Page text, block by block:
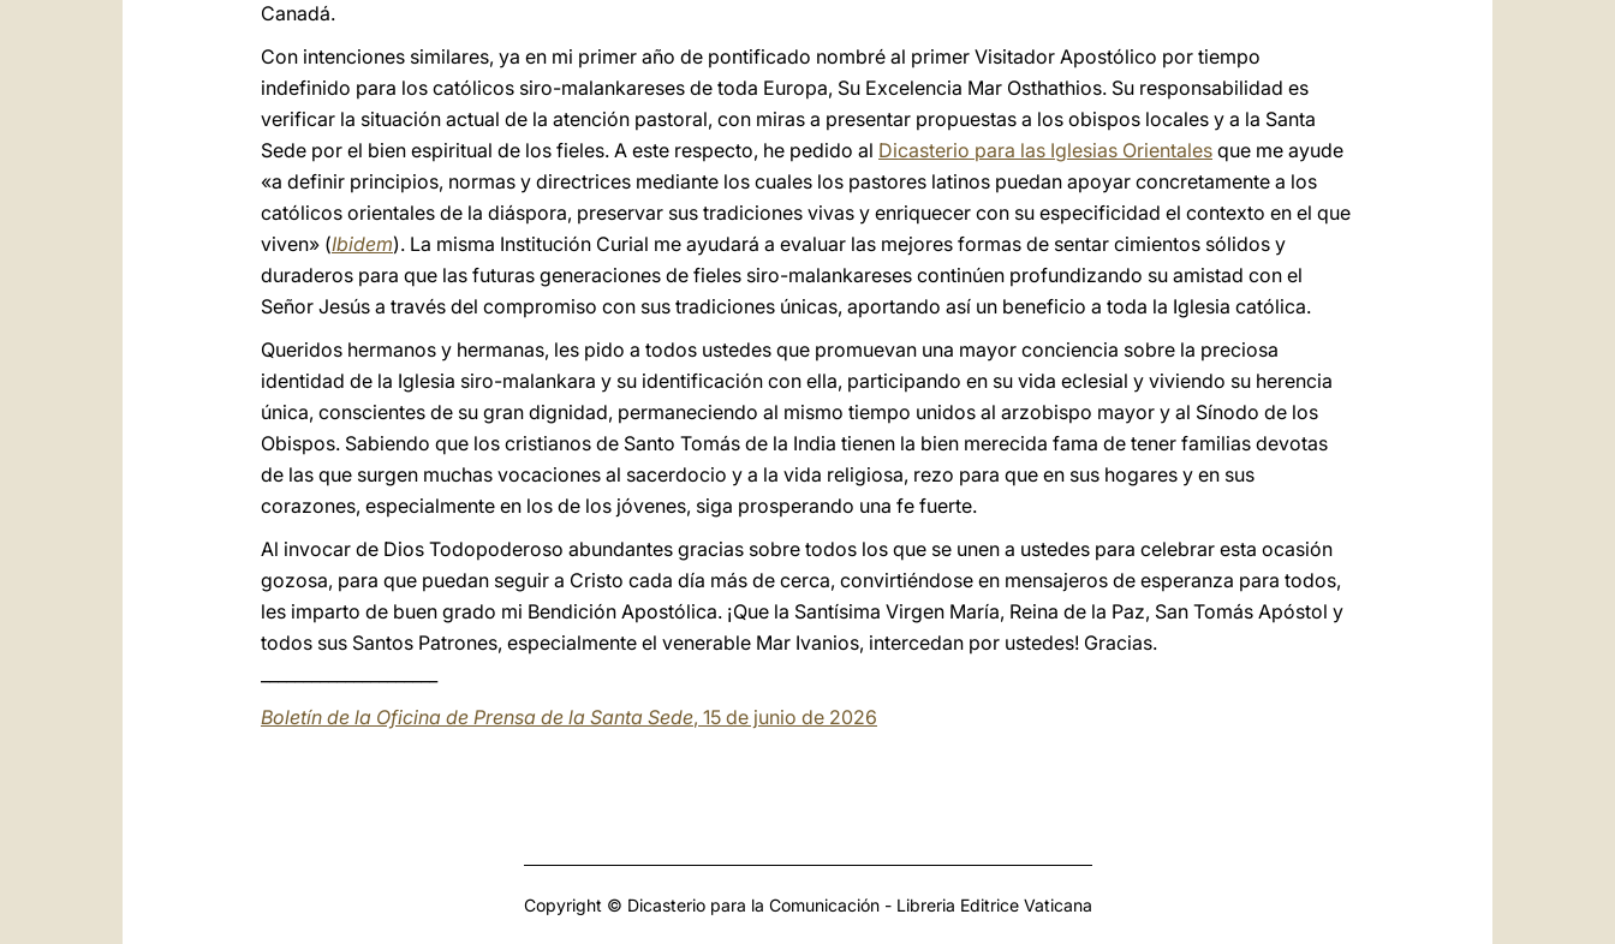
Canadá.
Con intenciones similares, ya en mi primer año de pontificado nombré al primer Visitador Apostólico por tiempo
indefinido para los católicos siro-malankareses de toda Europa, Su Excelencia Mar Osthathios. Su responsabilidad es
verificar la situación actual de la atención pastoral, con miras a presentar propuestas a los obispos locales y a la Santa
Sede por el bien espiritual de los fieles. A este respecto, he pedido al Dicasterio para las Iglesias Orientales que me ayude
«a definir principios, normas y directrices mediante los cuales los pastores latinos puedan apoyar concretamente a los
católicos orientales de la diáspora, preservar sus tradiciones vivas y enriquecer con su especificidad el contexto en el que
viven» (Ibidem). La misma Institución Curial me ayudará a evaluar las mejores formas de sentar cimientos sólidos y
duraderos para que las futuras generaciones de fieles siro-malankareses continúen profundizando su amistad con el
Señor Jesús a través del compromiso con sus tradiciones únicas, aportando así un beneficio a toda la Iglesia católica.
Queridos hermanos y hermanas, les pido a todos ustedes que promuevan una mayor conciencia sobre la preciosa
identidad de la Iglesia siro-malankara y su identificación con ella, participando en su vida eclesial y viviendo su herencia
única, conscientes de su gran dignidad, permaneciendo al mismo tiempo unidos al arzobispo mayor y al Sínodo de los
Obispos. Sabiendo que los cristianos de Santo Tomás de la India tienen la bien merecida fama de tener familias devotas
de las que surgen muchas vocaciones al sacerdocio y a la vida religiosa, rezo para que en sus hogares y en sus
corazones, especialmente en los de los jóvenes, siga prosperando una fe fuerte.
Al invocar de Dios Todopoderoso abundantes gracias sobre todos los que se unen a ustedes para celebrar esta ocasión
gozosa, para que puedan seguir a Cristo cada día más de cerca, convirtiéndose en mensajeros de esperanza para todos,
les imparto de buen grado mi Bendición Apostólica. ¡Que la Santísima Virgen María, Reina de la Paz, San Tomás Apóstol y
todos sus Santos Patrones, especialmente el venerable Mar Ivanios, intercedan por ustedes! Gracias.
Boletín de la Oficina de Prensa de la Santa Sede, 15 de junio de 2026
Copyright © Dicasterio para la Comunicación - Libreria Editrice Vaticana